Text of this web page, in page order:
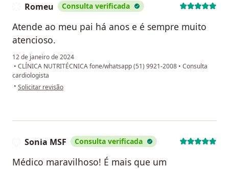
Romeu Consulta verificada
Atende ao meu pai há anos e é sempre muito
atencioso.
12 de janeiro de 2024
• CLÍNICA NUTRITÉCNICA fone/whatsapp (51) 9921-2008 • Consulta
cardiologista
• na opinião do utilizador Romeu
Solicitar revisão
Sonia MSF Consulta verificada
Médico maravilhoso! É mais que um